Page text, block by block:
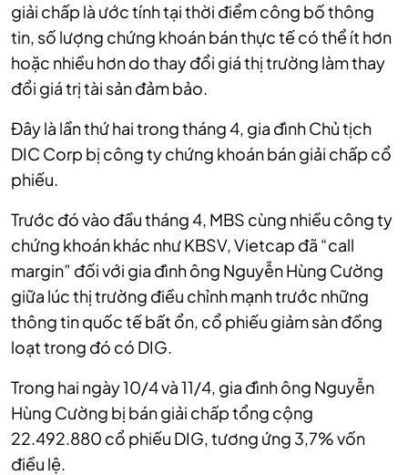
giải chấp là ước tính tại thời điểm công bố thông
tin, số lượng chứng khoán bán thực tế có thể ít hơn
hoặc nhiều hơn do thay đổi giá thị trường làm thay
đổi giá trị tài sản đảm bảo.
Đây là lần thứ hai trong tháng 4, gia đình Chủ tịch
DIC Corp bị công ty chứng khoán bán giải chấp cổ
phiếu.
Trước đó vào đầu tháng 4, MBS cùng nhiều công ty
chứng khoán khác như KBSV, Vietcap đã “call
margin” đối với gia đình ông Nguyễn Hùng Cường
giữa lúc thị trường điều chỉnh mạnh trước những
thông tin quốc tế bất ổn, cổ phiếu giảm sàn đồng
loạt trong đó có DIG.
Trong hai ngày 10/4 và 11/4, gia đình ông Nguyễn
Hùng Cường bị bán giải chấp tổng cộng
22.492.880 cổ phiếu DIG, tương ứng 3,7% vốn
điều lệ.